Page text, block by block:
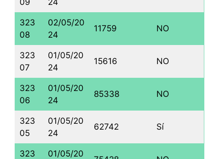
323
08
02/05/20
24
11759 NO
323
07
01/05/20
24
15616 NO
323
06
01/05/20
24
85338 NO
323
05
01/05/20
24
62742 Sí
323 01/05/20